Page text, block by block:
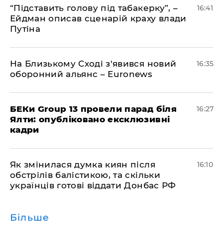
​“Підставить голову під табакерку”, –
Ейдман описав сценарій краху влади
Путіна
16:41
На Близькому Сході з'явився новий
оборонний альянс – Euronews
16:35
БЕКи Group 13 провели парад біля
Ялти: опубліковано ексклюзивні
кадри
16:27
Як змінилася думка киян після
обстрілів балістикою, та скільки
українців готові віддати Донбас РФ
16:10
Більше